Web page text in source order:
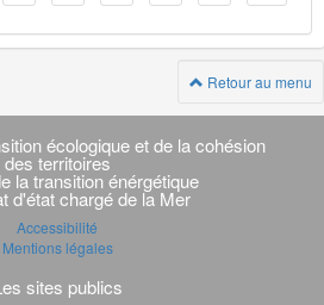
Retour au menu
écologique et de la cohésion
des territoires
la transition énérgétique
d'état chargé de la Mer
Accessibilité
Mentions légales
sites publics